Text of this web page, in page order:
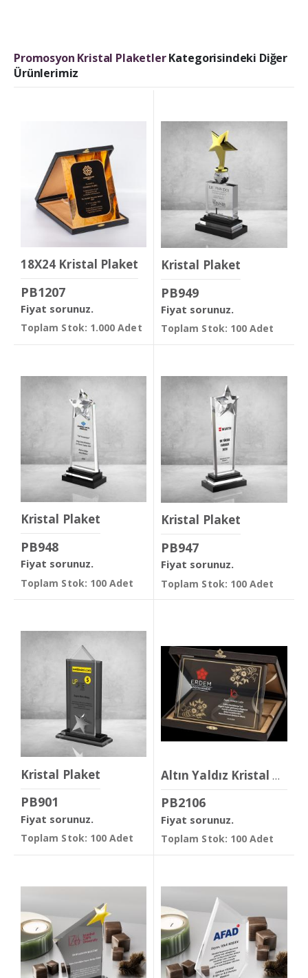
Promosyon Kristal PlaketlerKategorisindeki Diğer
Ürünlerimiz
18X24 Kristal Plaket
PB1207
Fiyat sorunuz.
Toplam Stok: 1.000 Adet
Kristal Plaket
PB949
Fiyat sorunuz.
Toplam Stok: 100 Adet
Kristal Plaket
PB948
Fiyat sorunuz.
Toplam Stok: 100 Adet
Kristal Plaket
PB947
Fiyat sorunuz.
Toplam Stok: 100 Adet
Kristal Plaket
PB901
Fiyat sorunuz.
Toplam Stok: 100 Adet
Altın Yaldız Kristal Plaket
PB2106
Fiyat sorunuz.
Toplam Stok: 100 Adet